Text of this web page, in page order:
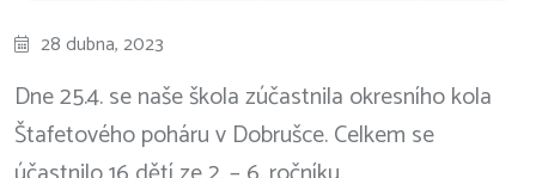
28 dubna, 2023
Dne 25.4. se naše škola zúčastnila okresního kola
Štafetového poháru v Dobrušce. Celkem se